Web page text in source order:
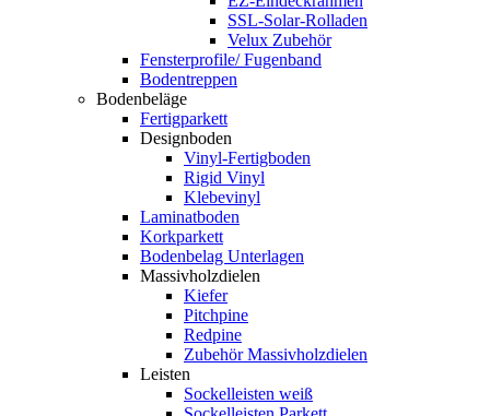
SSL-Solar-Rolladen
Velux Zubehör
Fensterprofile/ Fugenband
Bodentreppen
Bodenbeläge
Fertigparkett
Designboden
Vinyl-Fertigboden
Rigid Vinyl
Klebevinyl
Laminatboden
Korkparkett
Bodenbelag Unterlagen
Massivholzdielen
Kiefer
Pitchpine
Redpine
Zubehör Massivholzdielen
Leisten
Sockelleisten weiß